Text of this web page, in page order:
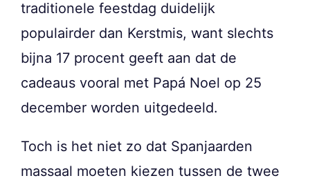
traditionele feestdag duidelijk
populairder dan Kerstmis, want slechts
bijna 17 procent geeft aan dat de
cadeaus vooral met Papá Noel op 25
december worden uitgedeeld.
Toch is het niet zo dat Spanjaarden
massaal moeten kiezen tussen de twee